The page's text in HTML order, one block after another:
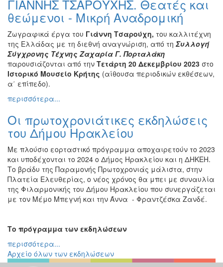
Βιβλίο
Ζωγραφική
Φωτογραφία
Τραγούδι
Μουσική
Κινηματογράφος
Χορός
Παζάρι
Ειδών
Συνέδρια
Ημερίδες
-
Διημερίδες
Σεμινάρια-
Διάφορες
Εκθέσεις
Εκδηλώσεις
ΓΙΑΝΝΗΣ ΤΣΑΡΟΥΧΗΣ. Θεατές και
θεώμενοι - Μικρή Αναδρομική
Ζωγραφικά έργα του Γιάννη Τσαρούχη, του καλλιτέχνη
της Ελλάδας με τη διεθνή αναγνώριση, από τη Συλλογή
Σύγχρονης Τέχνης Ζαχαρία Γ. Πορταλάκη
παρουσιάζονται από την Τετάρτη 20 Δεκεμβρίου 2023 στο
Ιστορικό Μουσείο Κρήτης (αίθουσα περιοδικών εκθέσεων,
α΄ επίπεδο).
περισσότερα...
Οι πρωτοχρονιάτικες εκδηλώσεις
του Δήμου Ηρακλείου
Με πλούσιο εορταστικό πρόγραμμα αποχαιρετούν το 2023
και υποδέχονται το 2024 ο Δήμος Ηρακλείου και η ΔΗΚΕΗ.
Το βράδυ της Παραμονής Πρωτοχρονιάς μάλιστα, στην
Πλατεία Ελευθερίας, ο νέος χρόνος θα μπει με συναυλία
της Φιλαρμονικής του Δήμου Ηρακλείου που συνεργάζεται
με τον Μέμο Μπεγνή και την Άννα - Φραντζέσκα Ζανδέ.
Το πρόγραμμα των εκδηλώσεων
περισσότερα...
Αρχείο όλων των εκδηλώσεων